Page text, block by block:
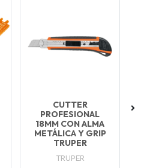
CUTTER
PROFESIONAL
18MM CON ALMA
METÁLICA Y GRIP
TRUPER
TRUPER